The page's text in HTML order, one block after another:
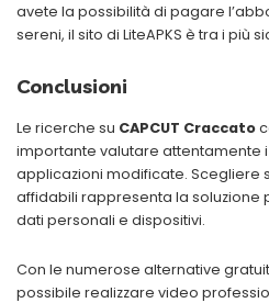
avete la possibilità di pagare
sereni, il sito di LiteAPKS è tra i più
Conclusioni
Le ricerche su CAPCUT Craccato
importante valutare attentamente
applicazioni modificate. Scegliere
affidabili rappresenta la soluzione
dati personali e dispositivi.
Con le numerose alternative
possibile realizzare video